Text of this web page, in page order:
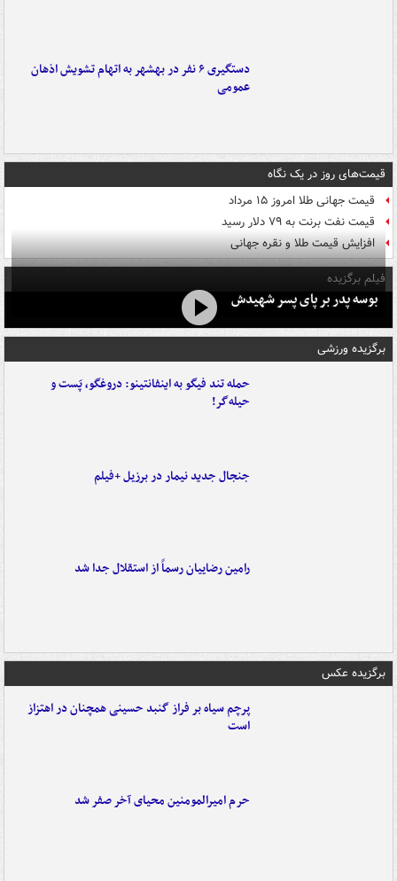
دستگیری ۶ نفر در بهشهر به اتهام تشویش اذهان
عمومی
قیمت‌های روز در یک نگاه
قیمت جهانی طلا امروز ۱۵ مرداد
قیمت نفت برنت به ۷۹ دلار رسید
افزایش قیمت طلا و نقره جهانی
فیلم برگزیده
بوسه‌ پدر بر پای پسر شهیدش
برگزیده ورزشی
حمله تند فیگو به اینفانتینو: دروغگو، پَست‌ و
حیله‌گر!
جنجال جدید نیمار در برزیل +فیلم
رامین رضاییان رسماً از استقلال جدا شد
برگزیده عکس
پرچم سیاه بر فراز گنبد حسینی همچنان در اهتزاز
است
حرم امیرالمومنین محیای آخر صفر شد